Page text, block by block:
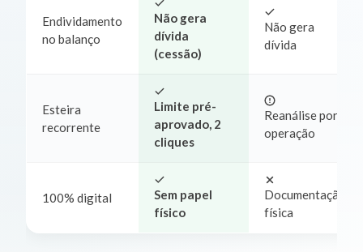
Endividamento
no balanço
Não gera
dívida
(cessão)
Não gera
dívida
Esteira
recorrente
Limite pré-
aprovado, 2
cliques
Reanálise por
operação
100% digital
Sem papel
físico
Documentação
física